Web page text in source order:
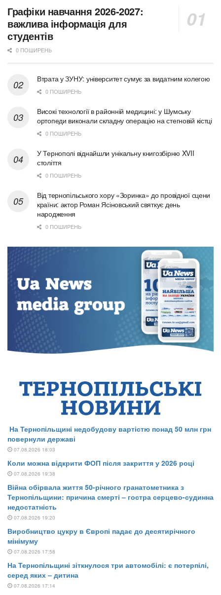
Графіки навчання 2026-2027:
важлива інформація для
студентів
0 ПОШИРЕНЬ
Втрата у ЗУНУ: університет сумує за видатним колегою
0 ПОШИРЕНЬ
Високі технології в районній медицині: у Шумську
ортопеди виконали складну операцію на стегновій кістці
0 ПОШИРЕНЬ
У Тернополі віднайшли унікальну книгозбірню XVII
століття
0 ПОШИРЕНЬ
Від тернопільського хору «Зоринка» до провідної сцени
країни: актор Роман Ясіновський святкує день
народження
0 ПОШИРЕНЬ